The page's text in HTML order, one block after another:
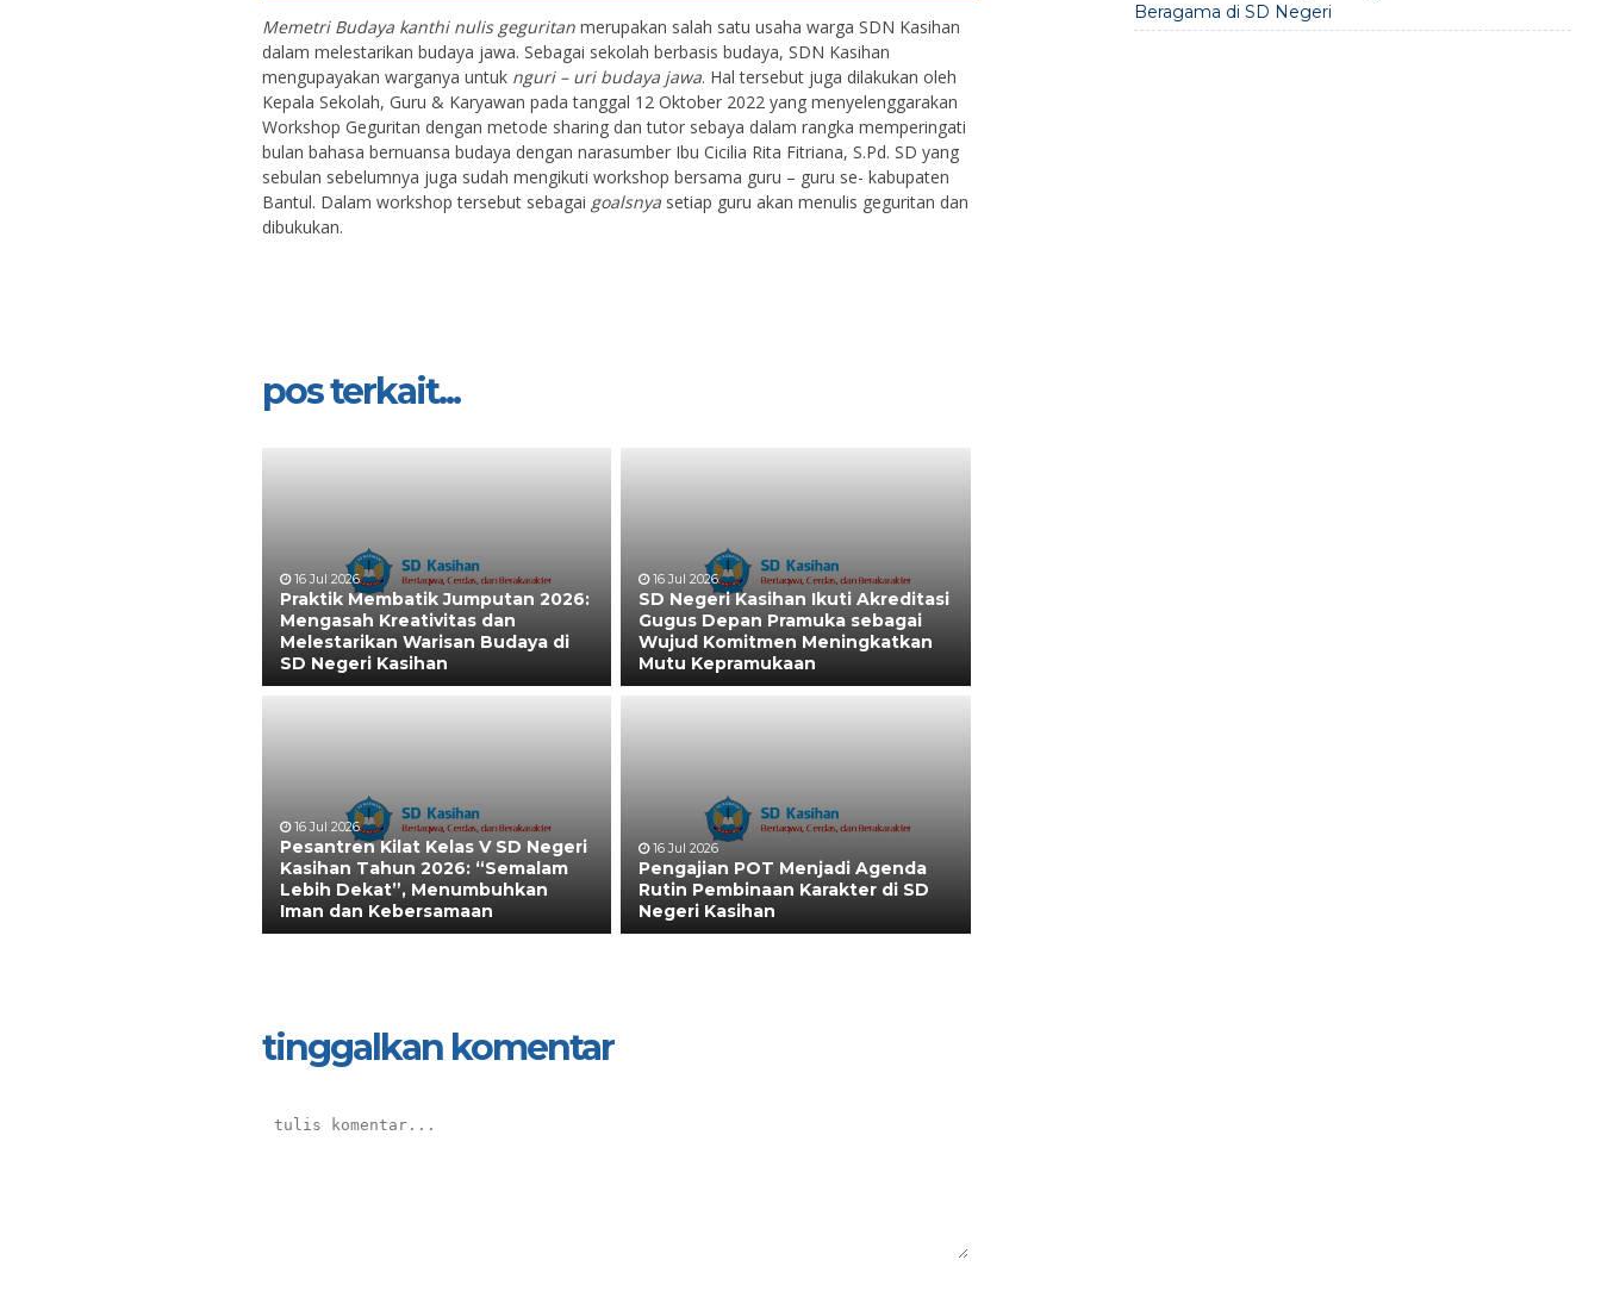
Memetri Budaya kanthi nulis geguritan merupakan salah satu usaha warga SDN Kasihan
dalam melestarikan budaya jawa. Sebagai sekolah berbasis budaya, SDN Kasihan
mengupayakan warganya untuk nguri – uri budaya jawa. Hal tersebut juga dilakukan oleh
Kepala Sekolah, Guru & Karyawan pada tanggal 12 Oktober 2022 yang menyelenggarakan
Workshop Geguritan dengan metode sharing dan tutor sebaya dalam rangka memperingati
bulan bahasa bernuansa budaya dengan narasumber Ibu Cicilia Rita Fitriana, S.Pd. SD yang
sebulan sebelumnya juga sudah mengikuti workshop bersama guru – guru se- kabupaten
Bantul. Dalam workshop tersebut sebagai goalsnya setiap guru akan menulis geguritan dan
dibukukan.
pos terkait...
16 Jul 2026
Praktik Membatik Jumputan 2026:
Mengasah Kreativitas dan
Melestarikan Warisan Budaya di
SD Negeri Kasihan
16 Jul 2026
SD Negeri Kasihan Ikuti Akreditasi
Gugus Depan Pramuka sebagai
Wujud Komitmen Meningkatkan
Mutu Kepramukaan
16 Jul 2026
Pesantren Kilat Kelas V SD Negeri
Kasihan Tahun 2026: “Semalam
Lebih Dekat”, Menumbuhkan
Iman dan Kebersamaan
16 Jul 2026
Pengajian POT Menjadi Agenda
Rutin Pembinaan Karakter di SD
Negeri Kasihan
tinggalkan komentar
Beragama di SD Negeri